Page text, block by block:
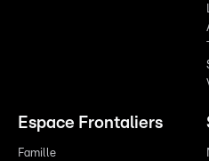
Espace Frontaliers
Famille